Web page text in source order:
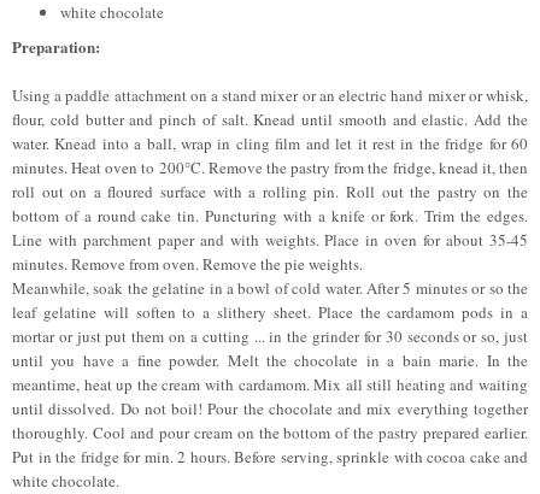
white chocolate
Preparation:
Using a paddle attachment on a stand mixer or an electric hand mixer or whisk,
flour, cold butter and pinch of salt. Knead until smooth and elastic. Add the
water. Knead into a ball, wrap in cling film and let it rest in the fridge for 60
minutes. Heat oven to 200°C. Remove the pastry from the fridge, knead it, then
roll out on a floured surface with a rolling pin. Roll out the pastry on the
bottom of a round cake tin. Puncturing with a knife or fork. Trim the edges.
Line with parchment paper and with weights. Place in oven for about 35-45
minutes. Remove from oven. Remove the pie weights.
Meanwhile, soak the gelatine in a bowl of cold water. After 5 minutes or so the
leaf gelatine will soften to a slithery sheet. Place the cardamom pods in a
mortar or just put them on a cutting ... in the grinder for 30 seconds or so, just
until you have a fine powder. Melt the chocolate in a bain marie. In the
meantime, heat up the cream with cardamom. Mix all still heating and waiting
until dissolved. Do not boil! Pour the chocolate and mix everything together
thoroughly. Cool and pour cream on the bottom of the pastry prepared earlier.
Put in the fridge for min. 2 hours. Before serving, sprinkle with cocoa cake and
white chocolate.